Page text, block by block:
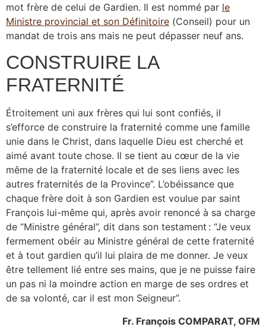
mot frère de celui de Gardien. Il est nommé par le
Ministre provincial et son Définitoire (Conseil) pour un
mandat de trois ans mais ne peut dépasser neuf ans.
CONSTRUIRE LA
FRATERNITÉ
Étroitement uni aux frères qui lui sont confiés, il
s’efforce de construire la fraternité comme une famille
unie dans le Christ, dans laquelle Dieu est cherché et
aimé avant toute chose. Il se tient au cœur de la vie
même de la fraternité locale et de ses liens avec les
autres fraternités de la Province”. L’obéissance que
chaque frère doit à son Gardien est voulue par saint
François lui-même qui, après avoir renoncé à sa charge
de “Ministre général”, dit dans son testament : “Je veux
fermement obéir au Ministre général de cette fraternité
et à tout gardien qu’il lui plaira de me donner. Je veux
être tellement lié entre ses mains, que je ne puisse faire
un pas ni la moindre action en marge de ses ordres et
de sa volonté, car il est mon Seigneur”.
Fr. François COMPARAT, OFM